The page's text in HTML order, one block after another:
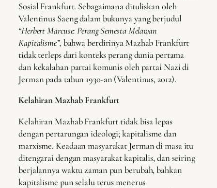
Sosial Frankfurt. Sebagaimana dituliskan oleh
Valentinus Saeng dalam bukunya yang berjudul
“Herbert Marcuse: Perang Semesta Melawan
Kapitalisme”, bahwa berdirinya Mazhab Frankfurt
tidak terleps dari konteks perang dunia pertama
dan kekalahan partai komunis oleh partai Nazi di
Jerman pada tahun 1930-an (Valentinus, 2012).
Kelahiran Mazhab Frankfurt
Kelahiran Mazhab Frankfurt tidak bisa lepas
dengan pertarungan ideologi; kapitalisme dan
marxisme. Keadaan masyarakat Jerman di masa itu
ditengarai dengan masyarakat kapitalis, dan seiring
berjalannya waktu zaman pun berubah, bahkan
kapitalisme pun selalu terus menerus